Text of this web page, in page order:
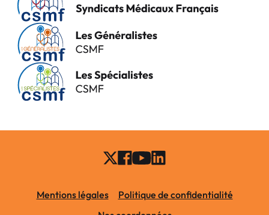
Mentions légales
Politique de confidentialité